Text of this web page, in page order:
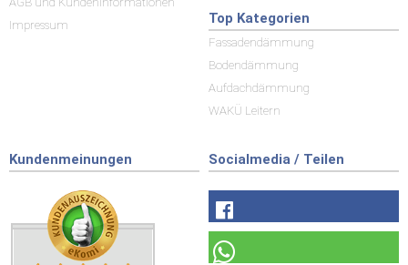
Impressum
Top Kategorien
Fassadendämmung
Bodendämmung
Aufdachdämmung
WAKÜ Leitern
Kundenmeinungen Socialmedia / Teilen